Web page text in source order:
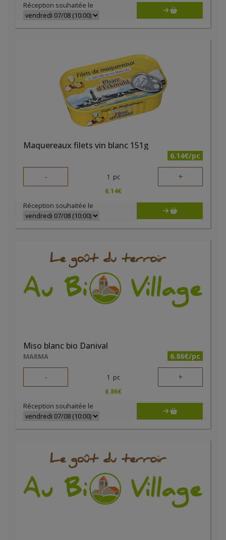
Réception souhaitée le
Maquereaux filets vin blanc 151g
6.14€/pc
- 1 pc +
6.14€
Réception souhaitée le
Miso blanc bio Danival
MARMA 6.86€/pc
- 1 pc +
6.86€
Réception souhaitée le